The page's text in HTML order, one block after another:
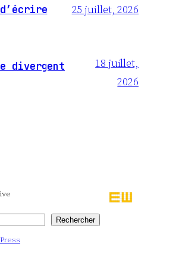
25 juillet, 2026
divergent
18 juillet,
2026
Rechercher